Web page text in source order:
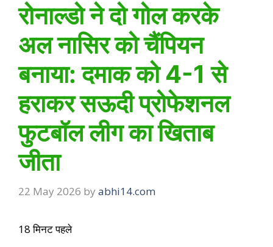
रोनाल्डो ने दो गोल करके
अल नासिर को चैंपियन
बनाया: दमाक को 4-1 से
हराकर सऊदी प्रोफेशनल
फुटबॉल लीग का खिताब
जीता
22 May 2026 by abhi14.com
18 मिनट पहले